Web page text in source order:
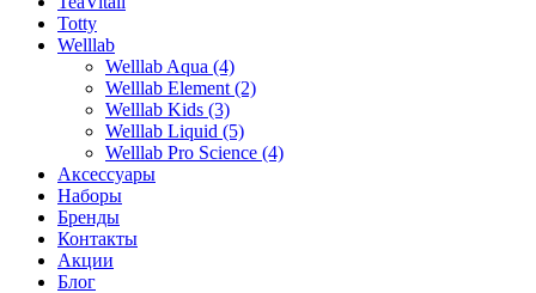
Totty
Welllab
Welllab Aqua (4)
Welllab Element (2)
Welllab Kids (3)
Welllab Liquid (5)
Welllab Pro Science (4)
Аксессуары
Наборы
Бренды
Контакты
Акции
Блог